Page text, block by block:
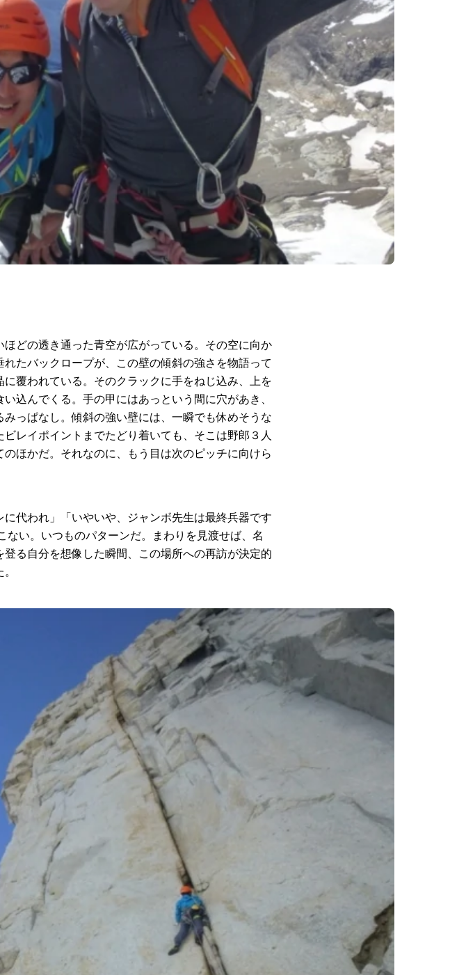
どの透き通った青空が広がっている。その空に向か
たバックロープが、この壁の傾斜の強さを物語って
覆われている。そのクラックに手をねじ込み、上を
込んでくる。手の甲にはあっという間に穴があき、
っぱなし。傾斜の強い壁には、一瞬でも休めそうな
レイポイントまでたどり着いても、そこは野郎３人
ほかだ。それなのに、もう目は次のピッチに向けら
代われ」「いやいや、ジャンボ先生は最終兵器です
い。いつものパターンだ。まわりを見渡せば、名
る自分を想像した瞬間、この場所への再訪が決定的